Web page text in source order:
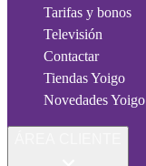
Tarifas y bonos
Televisión
Contactar
Tiendas Yoigo
Novedades Yoigo